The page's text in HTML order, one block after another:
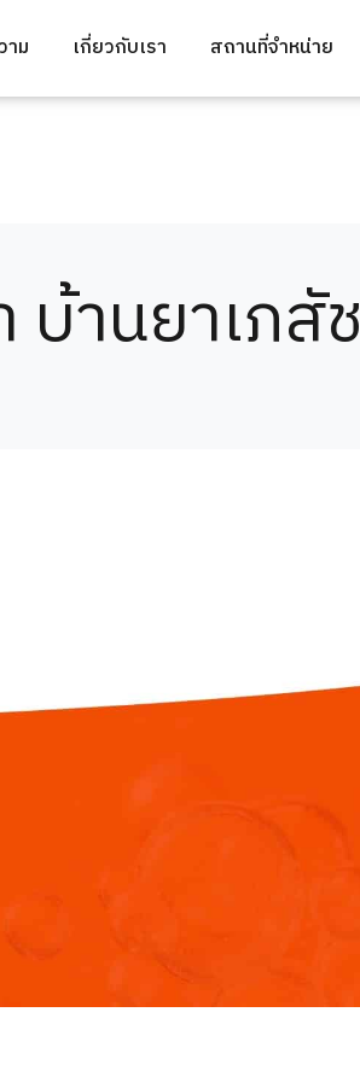
าม เกี่ยวกับเรา สถานที่จำหน่าย
บ้านยาเภสัช